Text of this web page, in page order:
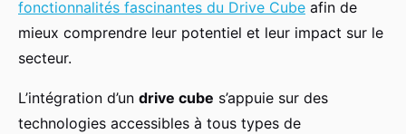
fonctionnalités fascinantes du Drive Cube afin de
mieux comprendre leur potentiel et leur impact sur le
secteur.
L’intégration d’un drive cube s’appuie sur des
technologies accessibles à tous types de